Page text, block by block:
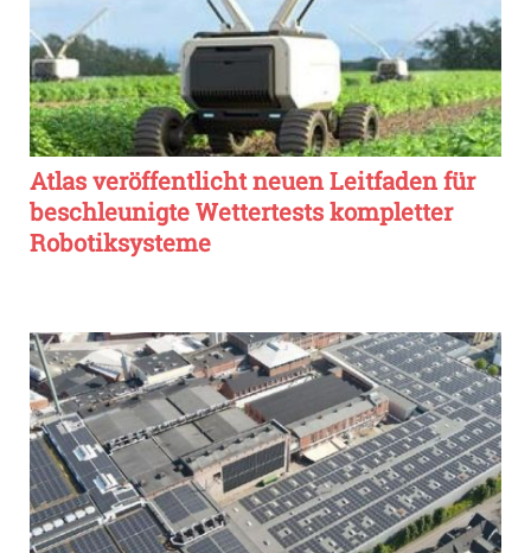
Atlas veröffentlicht neuen Leitfaden für
beschleunigte Wettertests kompletter
Robotiksysteme